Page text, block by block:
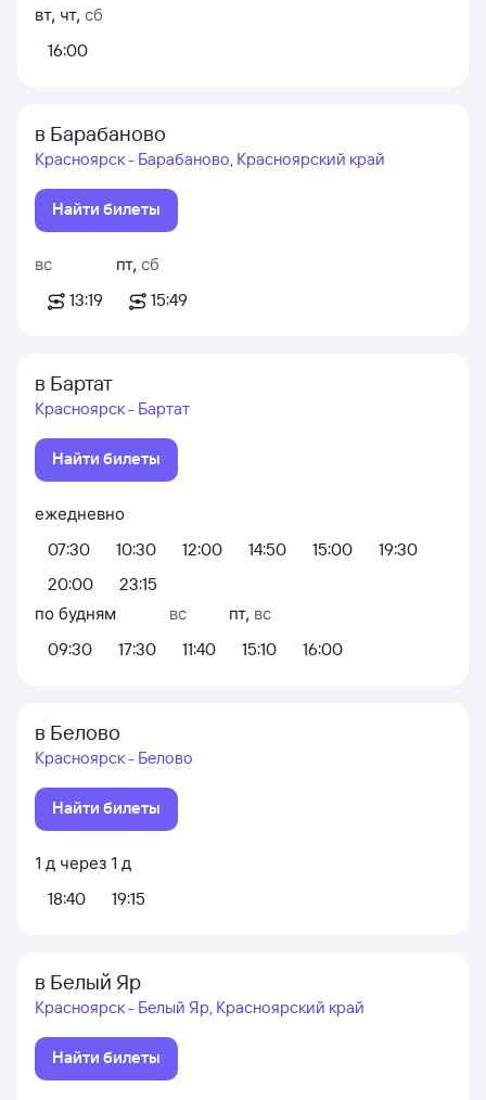
вт, чт, сб
16:00
в Барабаново
Красноярск - Барабаново, Красноярский край
Найти билеты
вс
13:19
пт, сб
15:49
в Бартат
Красноярск - Бартат
Найти билеты
ежедневно
07:30
10:30 12:00 14:50 15:00
19:30
20:00
23:15
по будням
09:30
17:30
вс
11:40
пт, вс
15:10
16:00
в Белово
Красноярск - Белово
Найти билеты
1 д через 1 д
18:40
19:15
в Белый Яр
Красноярск - Белый Яр, Красноярский край
Найти билеты